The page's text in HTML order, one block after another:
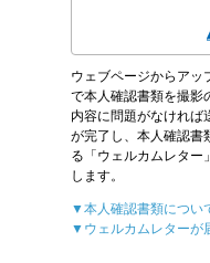
ウェブページからアッ
で本人確認書類を撮影
内容に問題がなければ
が完了し、本人確認書
る「ウェルカムレター
します。
▼本人確認書類につい
▼ウェルカムレターが